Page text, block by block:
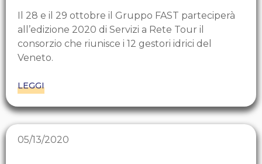
Il 28 e il 29 ottobre il Gruppo FAST parteciperà
all’edizione 2020 di Servizi a Rete Tour il
consorzio che riunisce i 12 gestori idrici del
Veneto.
LEGGI
05/13/2020